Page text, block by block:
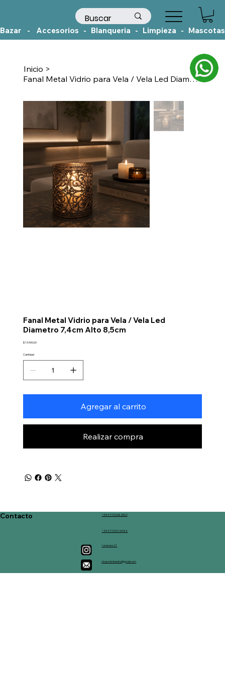
Bazar    -    Accesorios   -   Blanqueria   -   Limpieza   -
Inicio >
Fanal Metal Vidrio para Vela / Vela Led Diametro 7,4cm Alto 8,5cm
Fanal Metal Vidrio para Vela / Vela Led
Diametro 7,4cm Alto 8,5cm
Precio
$ 13.900,00
Cantidad
Agregar al carrito
Realizar compra
+54 9 113268 0662
+54 9 113161 5484
/viveross21
clousmiminantu@gmail.com
Contacto